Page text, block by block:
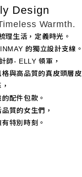
Design
Warmth.
理生活，定義時光。
的獨立設計支線。
師- ELLY 領軍，
與高品質的真皮頭層皮
配件包款。
質的女生們，
特別時刻。